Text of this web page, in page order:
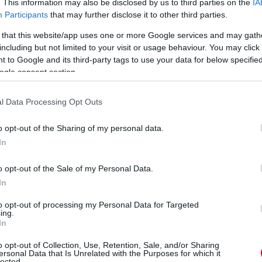
This information may also be disclosed by us to third parties on the
Participants that may further disclose it to other third parties.
that this website/app uses one or more Google services and may
but not limited to your visit or usage behaviour. You may
to Google and its third-party tags to use your data for below
consent section.
Data Processing Opt Outs
opt-out of the Sharing of my personal data.
opt-out of the Sale of my Personal Data.
opt-out of processing my Personal Data for Targeted
opt-out of Collection, Use, Retention, Sale, and/or Sharing
Data that Is Unrelated with the Purposes for which it
A McLaren F1-es vezére
tagadta azokat a
feltételezéseket, hogy a
csapatfőnök helyét
venné át később
Verstappen
ahogy a hollandért sem
Piastri duót.
A wokingiak F1-es
csapatfőnöke elárulta: az
eredeti terveiknek
aerodinamikailag
futamokra.